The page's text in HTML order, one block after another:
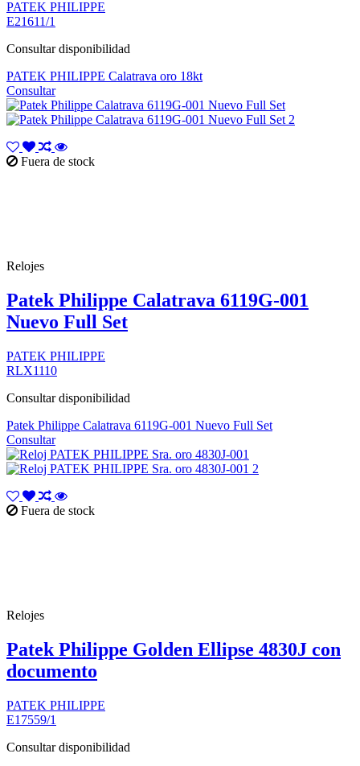
PATEK PHILIPPE
E21611/1
Consultar disponibilidad
PATEK PHILIPPE Calatrava oro 18kt
Consultar
Fuera de stock
Relojes
Patek Philippe Calatrava 6119G-001
Nuevo Full Set
PATEK PHILIPPE
RLX1110
Consultar disponibilidad
Patek Philippe Calatrava 6119G-001 Nuevo Full Set
Consultar
Fuera de stock
Relojes
Patek Philippe Golden Ellipse 4830J con
documento
PATEK PHILIPPE
E17559/1
Consultar disponibilidad